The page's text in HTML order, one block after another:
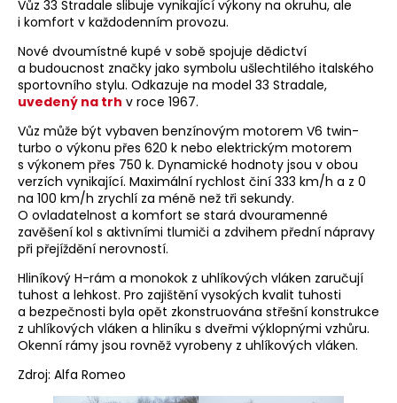
Vůz 33 Stradale slibuje vynikající výkony na okruhu, ale
i komfort v každodenním provozu.
Nové dvoumístné kupé v sobě spojuje dědictví
a budoucnost značky jako symbolu ušlechtilého italského
sportovního stylu. Odkazuje na model 33 Stradale,
uvedený na trh v roce 1967.
Vůz může být vybaven benzínovým motorem V6 twin-
turbo o výkonu přes 620 k nebo elektrickým motorem
s výkonem přes 750 k. Dynamické hodnoty jsou v obou
verzích vynikající. Maximální rychlost činí 333 km/h a z 0
na 100 km/h zrychlí za méně než tři sekundy.
O ovladatelnost a komfort se stará dvouramenné
zavěšení kol s aktivními tlumiči a zdvihem přední nápravy
při přejíždění nerovností.
Hliníkový H-rám a monokok z uhlíkových vláken zaručují
tuhost a lehkost. Pro zajištění vysokých kvalit tuhosti
a bezpečnosti byla opět zkonstruována střešní konstrukce
z uhlíkových vláken a hliníku s dveřmi výklopnými vzhůru.
Okenní rámy jsou rovněž vyrobeny z uhlíkových vláken.
Zdroj: Alfa Romeo